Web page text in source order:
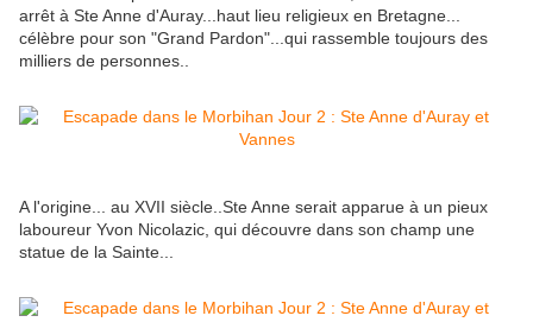
arrêt à Ste Anne d'Auray...haut lieu religieux en Bretagne...
célèbre pour son "Grand Pardon"...qui rassemble toujours des
milliers de personnes..
A l'origine... au XVII siècle..Ste Anne serait apparue à un pieux
laboureur Yvon Nicolazic, qui découvre dans son champ une
statue de la Sainte...